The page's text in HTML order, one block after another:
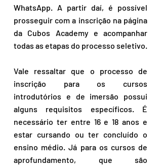
WhatsApp. A partir daí, é possível
prosseguir com a inscrição na página
da Cubos Academy e acompanhar
todas as etapas do processo seletivo.
Vale ressaltar que o processo de
inscrição para os cursos
introdutórios e de imersão possui
alguns requisitos específicos. É
necessário ter entre 16 e 18 anos e
estar cursando ou ter concluído o
ensino médio. Já para os cursos de
aprofundamento, que são